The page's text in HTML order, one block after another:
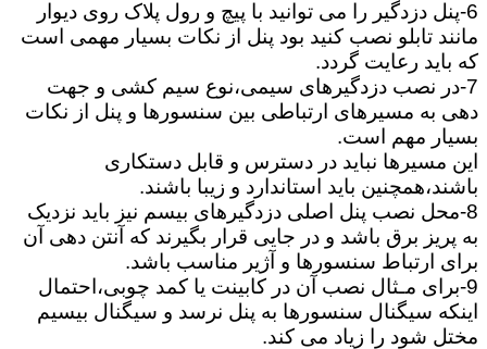
6-پنل دزدگیر را می توانید با پیچ و رول پلاک روی دیوار
مانند تابلو نصب کنید بود پنل از نکات بسیار مهمی است
که باید رعایت گردد.
7-در نصب دزدگیرهای سیمی،نوع سیم کشی و جهت
دهی به مسیرهای ارتباطی بین سنسورها و پنل از نکات
بسیار مهم است.
این مسیرها نباید در دسترس و قابل دستکاری
باشند،همچنین باید استاندارد و زیبا باشند.
8-محل نصب پنل اصلی دزدگیرهای بیسم نیز باید نزدیک
به پریز برق باشد و در جایی قرار بگیرند که آنتن دهی آن
برای ارتباط سنسورها و آژیر مناسب باشد.
9-برای مـثال نصب آن در کابینت یا کمد چوبی،احتمال
اینکه سیگنال سنسورها به پنل نرسد و سیگنال بیسیم
مختل شود را زیاد می کند.